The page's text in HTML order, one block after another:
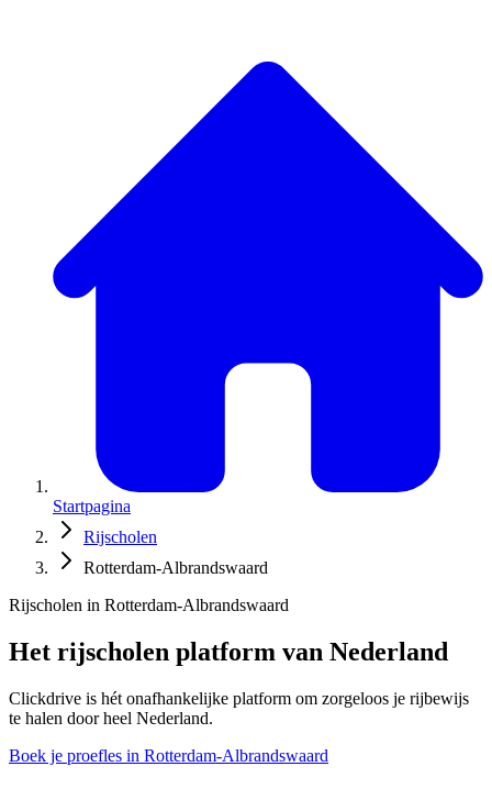
Startpagina
Rijscholen
Rotterdam-Albrandswaard
Rijscholen in Rotterdam-Albrandswaard
Het rijscholen platform van Nederland
Clickdrive is hét onafhankelijke platform om zorgeloos je rijbewijs
te halen door heel Nederland.
Boek je proefles in Rotterdam-Albrandswaard